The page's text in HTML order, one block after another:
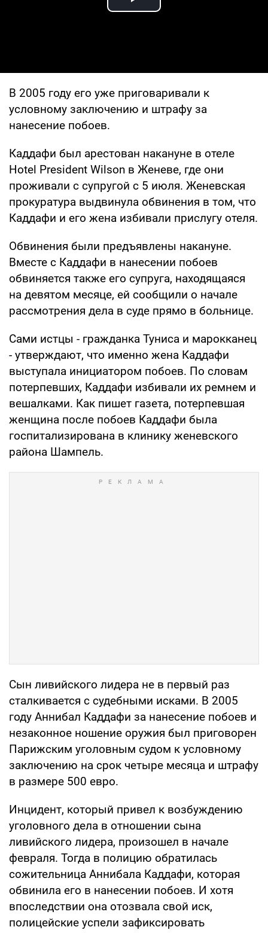
Play Video
В 2005 году его уже приговаривали к
условному заключению и штрафу за
нанесение побоев.
Каддафи был арестован накануне в отеле
Hotel President Wilson в Женеве, где они
проживали с супругой с 5 июля. Женевская
прокуратура выдвинула обвинения в том, что
Каддафи и его жена избивали прислугу отеля.
Обвинения были предъявлены накануне.
Вместе с Каддафи в нанесении побоев
обвиняется также его супруга, находящаяся
на девятом месяце, ей сообщили о начале
рассмотрения дела в суде прямо в больнице.
Сами истцы - гражданка Туниса и марокканец
- утверждают, что именно жена Каддафи
выступала инициатором побоев. По словам
потерпевших, Каддафи избивали их ремнем и
вешалками. Как пишет газета, потерпевшая
женщина после побоев Каддафи была
госпитализирована в клинику женевского
района Шампель.
Сын ливийского лидера не в первый раз
сталкивается с судебными исками. В 2005
году Аннибал Каддафи за нанесение побоев и
незаконное ношение оружия был приговорен
Парижским уголовным судом к условному
заключению на срок четыре месяца и штрафу
в размере 500 евро.
Инцидент, который привел к возбуждению
уголовного дела в отношении сына
ливийского лидера, произошел в начале
февраля. Тогда в полицию обратилась
сожительница Аннибала Каддафи, которая
обвинила его в нанесении побоев. И хотя
впоследствии она отозвала свой иск,
полицейские успели зафиксировать